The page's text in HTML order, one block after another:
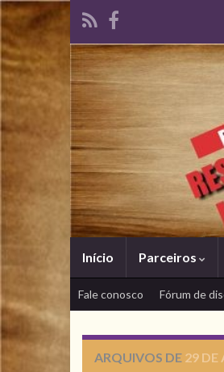
Início Parceiros
Fale conosco Fórum de
ARQUIVOS DE 29 DE